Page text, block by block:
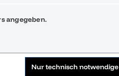
angegeben.
Nur technisch notwendige